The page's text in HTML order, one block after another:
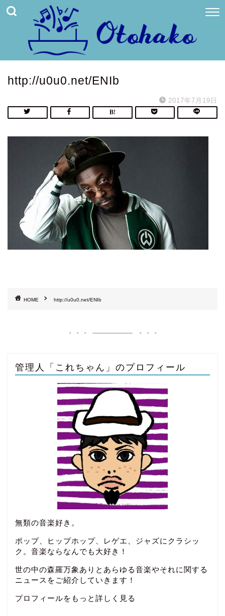
http://u0u0.net/ENIb
2017年7月19日
HOME http://u0u0.net/ENIb
管理人「これちゃん」のプロフィール
無類の音楽好き。
ポップ、ヒップホップ、レゲエ、ジャズにクラシッ
ク。音楽ならなんでも大好き！
世の中の森羅万象ありとあらゆる音楽やそれに関する
ニュースをご紹介していきます！
プロフィールをもっと詳しく見る